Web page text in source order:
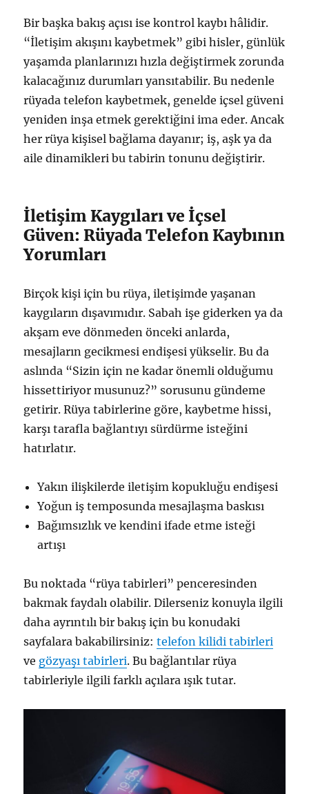
Bir başka bakış açısı ise kontrol kaybı hâlidir.
“İletişim akışını kaybetmek” gibi hisler, günlük
yaşamda planlarınızı hızla değiştirmek zorunda
kalacağınız durumları yansıtabilir. Bu nedenle
rüyada telefon kaybetmek, genelde içsel güveni
yeniden inşa etmek gerektiğini ima eder. Ancak
her rüya kişisel bağlama dayanır; iş, aşk ya da
aile dinamikleri bu tabirin tonunu değiştirir.
İletişim Kaygıları ve İçsel
Güven: Rüyada Telefon Kaybının
Yorumları
Birçok kişi için bu rüya, iletişimde yaşanan
kaygıların dışavımıdır. Sabah işe giderken ya da
akşam eve dönmeden önceki anlarda,
mesajların gecikmesi endişesi yükselir. Bu da
aslında “Sizin için ne kadar önemli olduğumu
hissettiriyor musunuz?” sorusunu gündeme
getirir. Rüya tabirlerine göre, kaybetme hissi,
karşı tarafla bağlantıyı sürdürme isteğini
hatırlatır.
Yakın ilişkilerde iletişim kopukluğu endişesi
Yoğun iş temposunda mesajlaşma baskısı
Bağımsızlık ve kendini ifade etme isteği
artışı
Bu noktada “rüya tabirleri” penceresinden
bakmak faydalı olabilir. Dilerseniz konuyla ilgili
daha ayrıntılı bir bakış için bu konudaki
sayfalara bakabilirsiniz:telefon kilidi tabirleri
ve gözyaşı tabirleri. Bu bağlantılar rüya
tabirleriyle ilgili farklı açılara ışık tutar.